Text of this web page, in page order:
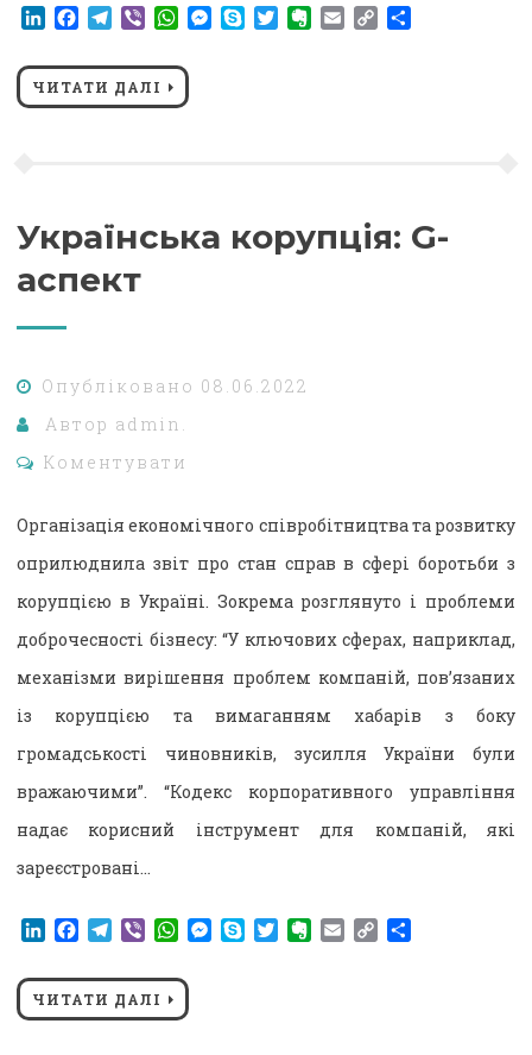
LinkedIn
Facebook
Telegram
ViberWhatsApp
Messenger
SkypeTwitterEvernote
EmailCopy
ЧИТАТИ ДАЛІ
Українська корупція: G-
аспект
Опубліковано 08.06.2022
Автор admin.
Коментувати
Організація економічного співробітництва та розвитку
оприлюднила звіт про стан справ в сфері боротьби з
корупцією в Україні. Зокрема розглянуто і проблеми
доброчесності бізнесу: “У ключових сферах, наприклад,
механізми вирішення проблем компаній, пов’язаних
із корупцією та вимаганням хабарів з боку
громадськості чиновників, зусилля України були
вражаючими”. “Кодекс корпоративного управління
надає корисний інструмент для компаній, які
зареєстровані…
LinkedIn
Facebook
Telegram
ViberWhatsApp
Messenger
SkypeTwitterEvernote
EmailCopy
ЧИТАТИ ДАЛІ